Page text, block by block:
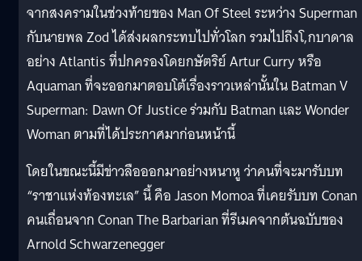
จากสงครามในช่วงท้ายของ Man Of Steel ระหว่าง Superman
กับนายพล Zod ได้ส่งผลกระทบไปทั่วโลก รวมไปถึงโ,กบาดาล
อย่าง Atlantis ที่ปกครองโดยกษัตริย์ Artur Curry หรือ
Aquaman ที่จะออกมาตอบโต้เรื่องราวเหล่านั้นใน Batman V
Superman: Dawn Of Justice ร่วมกับ Batman และ Wonder
Woman ตามที่ได้ประกาศมาก่อนหน้านี้
โดยในขณะนี้มีข่าวลือออกมาอย่างหนาหู ว่าคนที่จะมารับบท
“ราชาแห่งท้องทะเล” นี้ คือ Jason Momoa ที่เคยรับบท Conan
คนเถื่อนจาก Conan The Barbarian ที่รีเมคจากต้นฉบับของ
Arnold Schwarzenegger